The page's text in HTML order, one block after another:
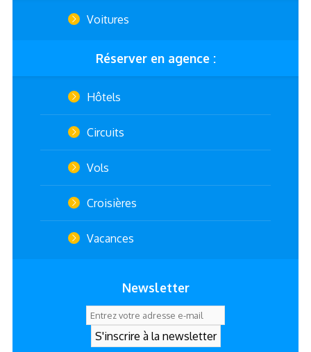
Voitures
Réserver en agence :
Hôtels
Circuits
Vols
Croisières
Vacances
Newsletter